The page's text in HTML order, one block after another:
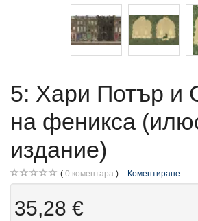
5: Хари Потър и
на феникса
издание)
0 коментара Коментиране
35,28 €